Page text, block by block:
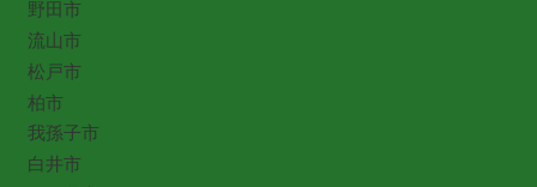
野田市
流山市
松戸市
柏市
我孫子市
白井市